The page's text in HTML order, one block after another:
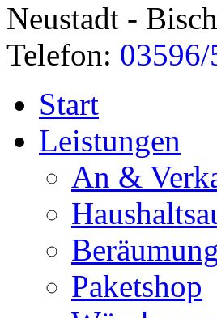
Neustadt -
Telefon:
Start
Leistungen
An &
Paketshop